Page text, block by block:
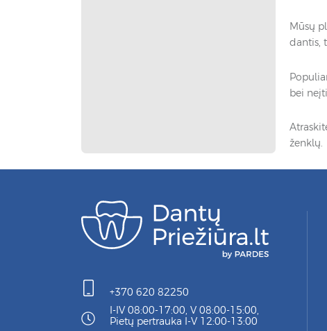
Mūsų
dantis,
bei
ženklų.
+370 620 82250
I-IV 08:00-17:00, V 08:00-15:00,
Pietų pertrauka I-V 12:00-13:00